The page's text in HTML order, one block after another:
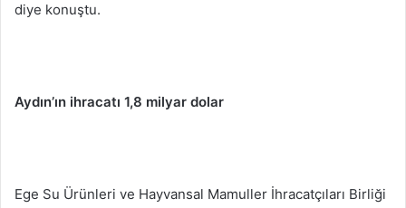
diye konuştu.
Aydın’ın ihracatı 1,8 milyar dolar
Ege Su Ürünleri ve Hayvansal Mamuller İhracatçıları Birliği